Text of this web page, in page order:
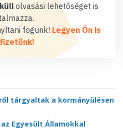
olvasási lehetőséget is
fogunk! Legyen Ön is
tárgyaltak a kormányülésen
Egyesült Államokkal